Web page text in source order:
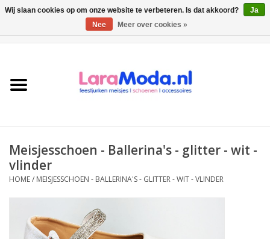
collecties
Bolero meisje
SALE
Meisjesschoen - Ballerina's - glitter - wit -
vlinder
HOME/ MEISJESSCHOEN - BALLERINA'S - GLITTER - WIT - VLINDER
Wij slaan cookies op om onze website te verbeteren. Is dat akkoord?
Ja
Nee
Meer over cookies »